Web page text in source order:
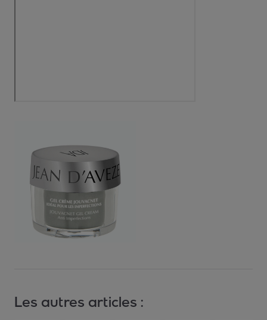
Les autres articles :